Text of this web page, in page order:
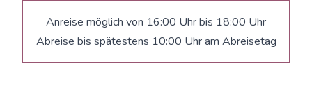
Anreise möglich von 16:00 Uhr bis 18:00 Uhr
Abreise bis spätestens 10:00 Uhr am Abreisetag